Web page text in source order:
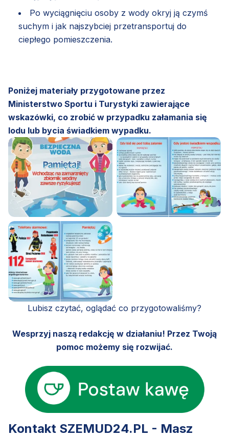
Po wyciągnięciu osoby z wody okryj ją czymś
suchym i jak najszybciej przetransportuj do
ciepłego pomieszczenia.
Poniżej materiały przygotowane przez
Ministerstwo Sportu i Turystyki zawierające
wskazówki, co zrobić w przypadku załamania się
lodu lub bycia świadkiem wypadku.
Lubisz czytać, oglądać co przygotowaliśmy?
Wesprzyj naszą redakcję w działaniu! Przez Twoją
pomoc możemy się rozwijać.
Kontakt SZEMUD24.PL - Masz